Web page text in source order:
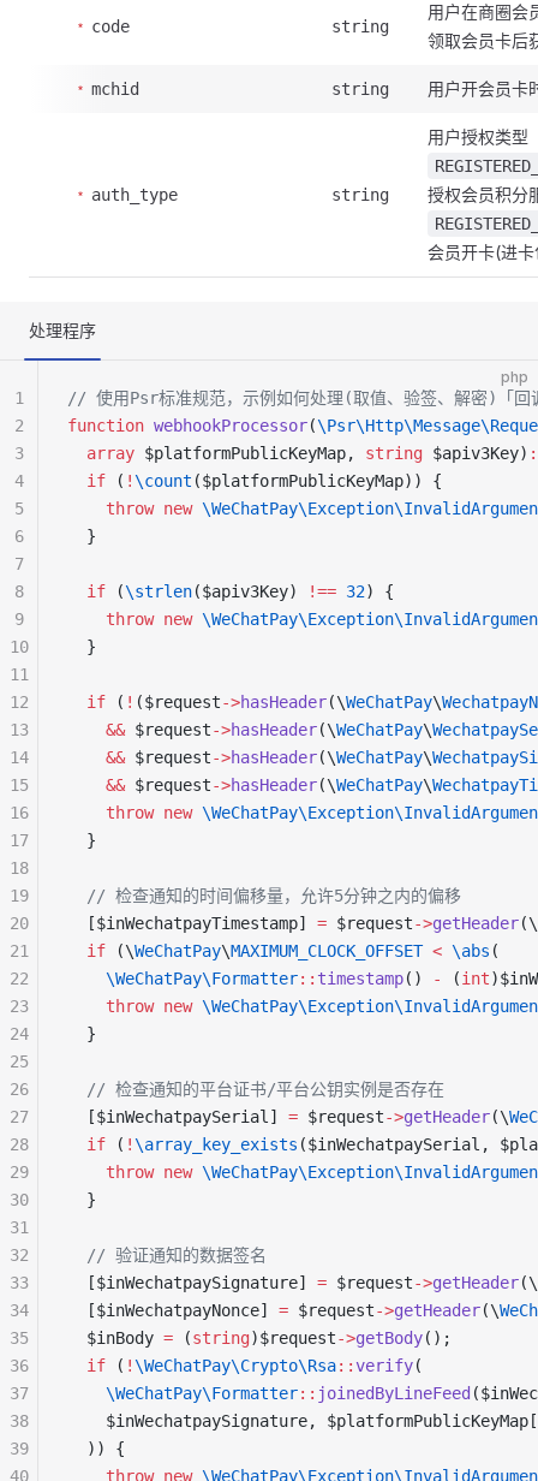
code string
用户在商圈会
领取会员卡后
mchid string 用户开会员卡
auth_type string
用户授权类型
授权会员积分
会员开卡(进
处理程序
php
// 使用Psr标准规范，示例如何处理(取值、验签、解密)「回
function webhookProcessor(
  array
$platformPublicKeyMap, string $apiv3Key) :
  if
( !\count ($platformPublicKeyMap)) {
    throw
new
  }
  if
(\strlen($apiv3Key) !== 32) {
    throw
new
  }
  if
( ! ($request->hasHeader(\WeChatPay\
    &&
$request->hasHeader(\WeChatPay\
    &&
$request->hasHeader(\WeChatPay\
    &&
$request->hasHeader(\WeChatPay\
    throw
new
  }
  // 检查通知的时间偏移量，允许5分钟之内的偏移
  [$inWechatpayTimestamp]
= $request->getHeader(\
  if
(\WeChatPay\MAXIMUM_CLOCK_OFFSET < \abs (
    \WeChatPay\Formatter
:: timestamp() - (int
    throw
new
  }
  // 检查通知的平台证书/平台公钥实例是否存在
  [$inWechatpaySerial]
= $request->getHeader(\
  if
( !\array_key_exists ($inWechatpaySerial,
    throw
new
  }
  // 验证通知的数据签名
  [$inWechatpaySignature]
= $request->getHeader(\
  [$inWechatpayNonce]
= $request->getHeader(\
  $inBody
= (string)$request->getBody();
  if
( !\WeChatPay\Crypto\Rsa::verify(
    \WeChatPay\Formatter
:: joinedByLineFeed
$inWechatpaySignature,
  )) {
    throw
new
1
2
3
4
5
6
7
8
9
10
11
12
13
14
15
16
17
18
19
20
21
22
23
24
25
26
27
28
29
30
31
32
33
34
35
36
37
38
39
40